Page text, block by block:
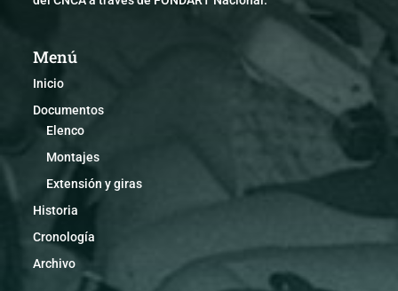
Menú
Inicio
Documentos
Elenco
Montajes
Extensión y giras
Historia
Cronología
Archivo